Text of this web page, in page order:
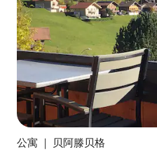
公寓 ｜ 贝阿滕贝格